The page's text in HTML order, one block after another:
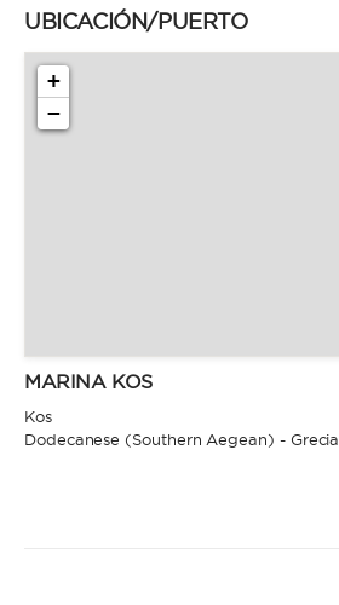
UBICACIÓN/PUERTO
+
−
MARINA KOS
Kos
Dodecanese (Southern Aegean) - Grecia